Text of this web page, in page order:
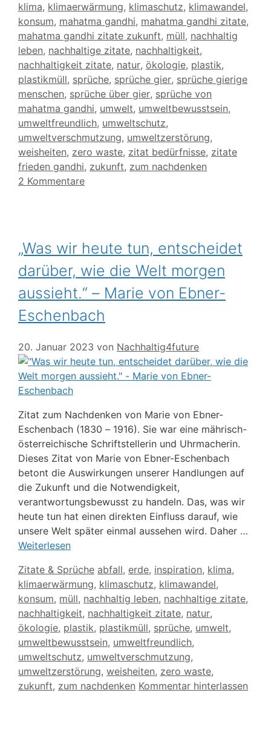
klima, klimaerwärmung, klimaschutz, klimawandel,
konsum, mahatma gandhi, mahatma gandhi zitate,
mahatma gandhi zitate zukunft, müll, nachhaltig
leben, nachhaltige zitate, nachhaltigkeit,
nachhaltigkeit zitate, natur, ökologie, plastik,
plastikmüll, sprüche, sprüche gier, sprüche gierige
menschen, sprüche über gier, sprüche von
mahatma gandhi, umwelt, umweltbewusstsein,
umweltfreundlich, umweltschutz,
umweltverschmutzung, umweltzerstörung,
weisheiten, zero waste, zitat bedürfnisse, zitate
frieden gandhi, zukunft, zum nachdenken
2 Kommentare
„Was wir heute tun, entscheidet
darüber, wie die Welt morgen
aussieht.“ – Marie von Ebner-
Eschenbach
20. Januar 2023 von Nachhaltig4future
Zitat zum Nachdenken von Marie von Ebner-
Eschenbach (1830 – 1916). Sie war eine mährisch-
österreichische Schriftstellerin und Uhrmacherin.
Dieses Zitat von Marie von Ebner-Eschenbach
betont die Auswirkungen unserer Handlungen auf
die Zukunft und die Notwendigkeit,
verantwortungsbewusst zu handeln. Das, was wir
heute tun hat einen direkten Einfluss darauf, wie
unsere Welt später einmal aussehen wird. Daher …
Weiterlesen
Kategorien
Zitate & Sprüche Schlagwörter
abfall, erde, inspiration, klima,
klimaerwärmung, klimaschutz, klimawandel,
konsum, müll, nachhaltig leben, nachhaltige zitate,
nachhaltigkeit, nachhaltigkeit zitate, natur,
ökologie, plastik, plastikmüll, sprüche, umwelt,
umweltbewusstsein, umweltfreundlich,
umweltschutz, umweltverschmutzung,
umweltzerstörung, weisheiten, zero waste,
zukunft, zum nachdenken Kommentar hinterlassen